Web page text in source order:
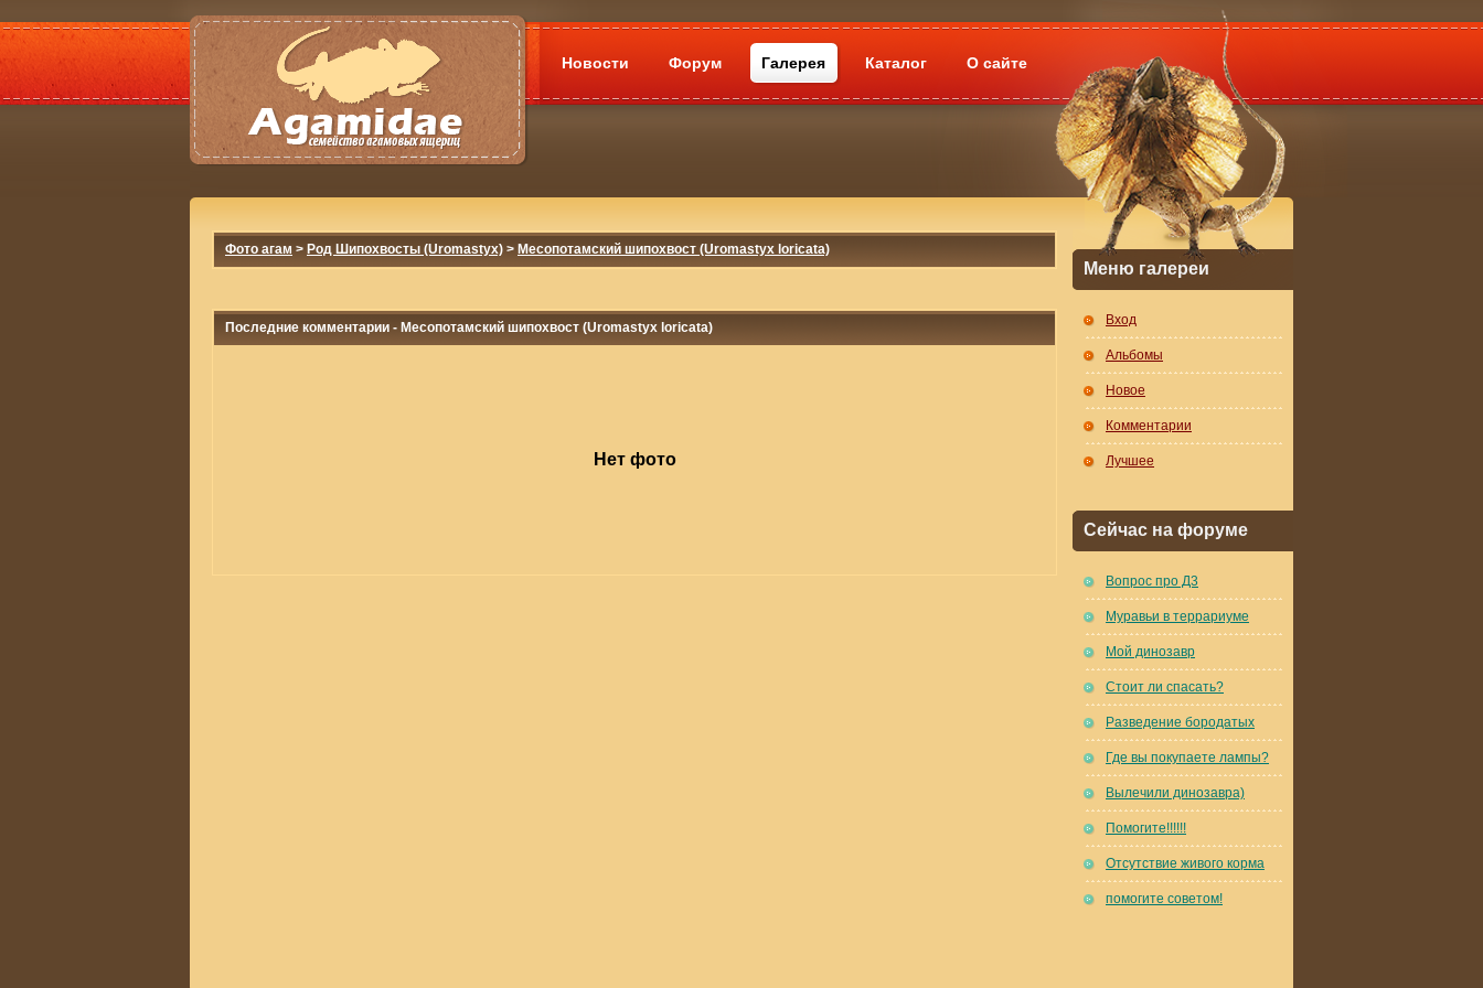
Новости Форум Галерея Каталог О сайте
Фото агам > Род Шипохвосты (Uromastyx) > Месопотамский шипохвост (Uromastyx loricata)
Последние комментарии - Месопотамский шипохвост (Uromastyx loricata)
Нет фото
Меню галереи
Вход
Альбомы
Новое
Комментарии
Лучшее
Сейчас на форуме
Вопрос про Д3
Муравьи в террариуме
Мой динозавр
Стоит ли спасать?
Разведение бородатых
Где вы покупаете лампы?
Вылечили динозавра)
Помогите!!!!!!
Отсутствие живого корма
помогите советом!